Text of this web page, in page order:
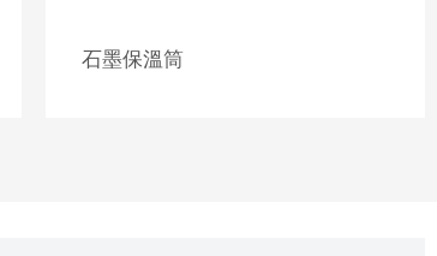
石墨保溫筒